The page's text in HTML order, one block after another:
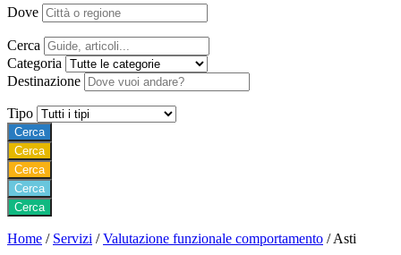
Dove
Cerca
Categoria
Destinazione
Tipo
Cerca
Cerca
Cerca
Cerca
Cerca
Home / Servizi / Valutazione funzionale comportamento / Asti